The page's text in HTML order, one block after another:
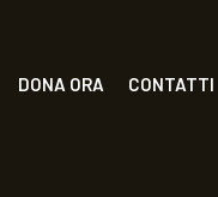
DONA ORA CONTATTI